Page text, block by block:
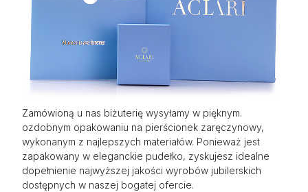
Zamówioną u nas biżuterię wysyłamy w pięknym.
ozdobnym opakowaniu na pierścionek zaręczynowy,
wykonanym z najlepszych materiałów. Ponieważ jest
zapakowany w eleganckie pudełko, zyskujesz idealne
dopełnienie najwyższej jakości wyrobów jubilerskich
dostępnych w naszej bogatej ofercie.